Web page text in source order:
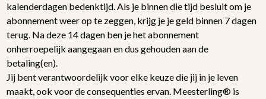
kalenderdagen bedenktijd. Als je binnen die tijd besluit om je
abonnement weer op te zeggen, krijg je je geld binnen 7 dagen
terug. Na deze 14 dagen ben je het abonnement
onherroepelijk aangegaan en dus gehouden aan de
betaling(en).
Jij bent verantwoordelijk voor elke keuze die jij in je leven
maakt, ook voor de consequenties ervan. Meesterling® is